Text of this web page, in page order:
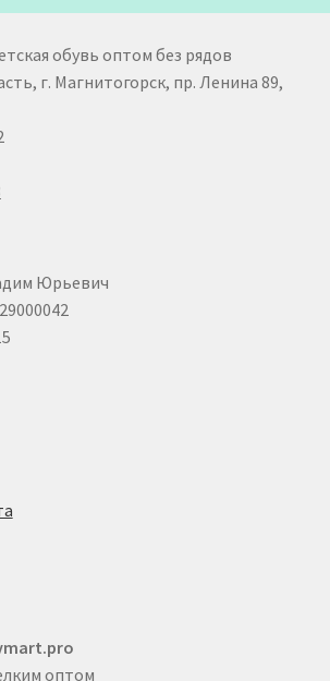
обувь оптом без рядов
г. Магнитогорск, пр. Ленина 89,
Юрьевич
оптом